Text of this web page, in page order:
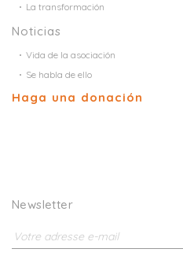
La transformación
Noticias
Vida de la asociación
Se habla de ello
Haga una donación
Newsletter